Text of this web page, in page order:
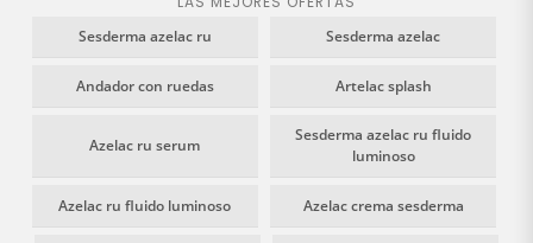
Sesderma azelac ru
Sesderma azelac
Andador con ruedas Artelac splash
Azelac ru serum
Sesderma azelac ru fluido
luminoso
Azelac ru fluido luminoso Azelac crema sesderma